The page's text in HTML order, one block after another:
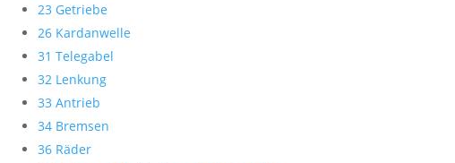
23 Getriebe
26 Kardanwelle
31 Telegabel
32 Lenkung
33 Antrieb
34 Bremsen
36 Räder